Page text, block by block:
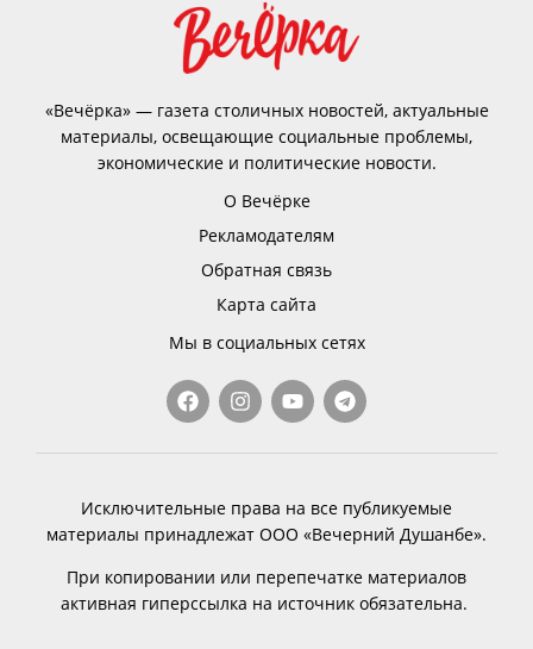
«Вечёрка» — газета столичных новостей, актуальные
материалы, освещающие социальные проблемы,
экономические и политические новости.
О Вечёрке
Рекламодателям
Обратная связь
Карта сайта
Мы в социальных сетях
Исключительные права на все публикуемые
материалы принадлежат ООО «Вечерний Душанбе».
При копировании или перепечатке материалов
активная гиперссылка на источник обязательна.